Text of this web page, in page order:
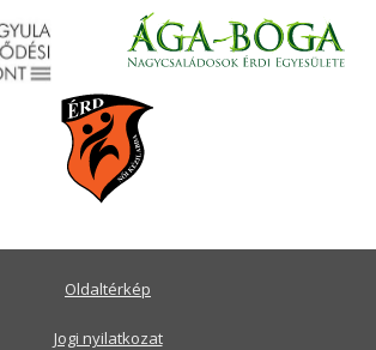
Oldaltérkép
Jogi nyilatkozat